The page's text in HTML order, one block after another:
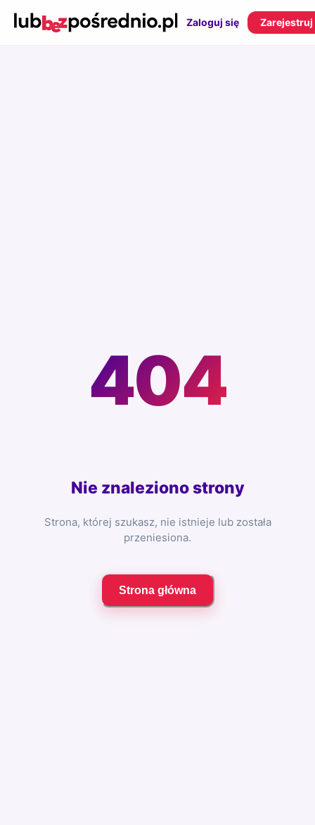
Zaloguj się Zarejestruj
404
Nie znaleziono strony
Strona, której szukasz, nie istnieje lub została
przeniesiona.
Strona główna